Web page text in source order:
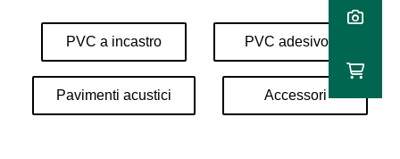
PVC a incastro PVC adesivo
Pavimenti acustici Accessori